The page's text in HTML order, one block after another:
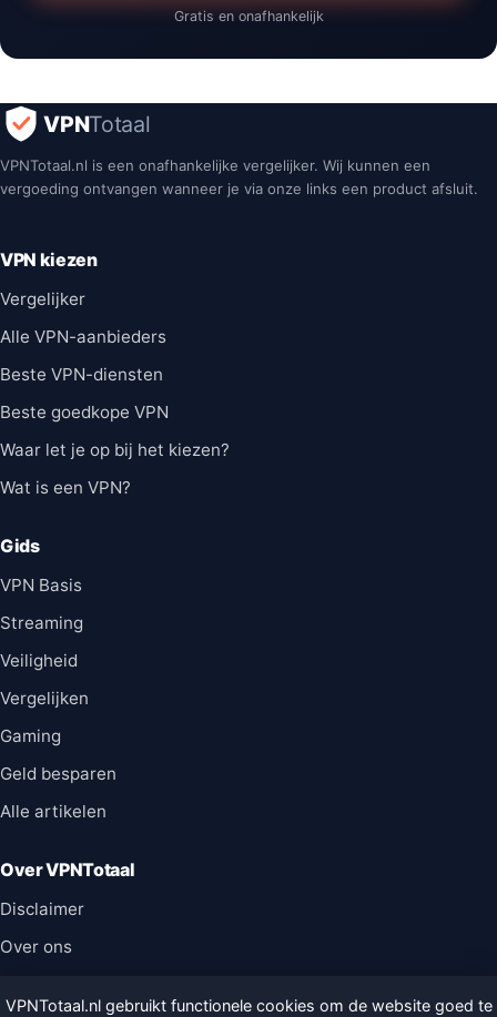
Gratis en onafhankelijk
VPNTotaal
VPNTotaal.nl is een onafhankelijke vergelijker. Wij kunnen een
vergoeding ontvangen wanneer je via onze links een product afsluit.
VPN kiezen
Vergelijker
Alle VPN-aanbieders
Beste VPN-diensten
Beste goedkope VPN
Waar let je op bij het kiezen?
Wat is een VPN?
Gids
VPN Basis
Streaming
Veiligheid
Vergelijken
Gaming
Geld besparen
Alle artikelen
Over VPNTotaal
Disclaimer
Over ons
VPNTotaal.nl gebruikt functionele cookies om de website goed te